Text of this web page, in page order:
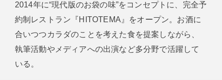
2014年に“現代版のお袋の味”をコンセプトに、完全予
約制レストラン『HITOTEMA』をオープン。お酒に
合いつつカラダのことを考えた食を提案しながら、
執筆活動やメディアへの出演など多分野で活躍して
いる。